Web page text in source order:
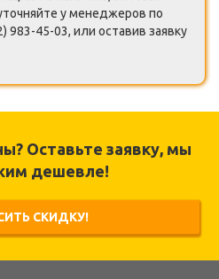
у менеджеров по
45-03, или оставив заявку
Оставьте заявку, мы
дешевле!
СКИДКУ!